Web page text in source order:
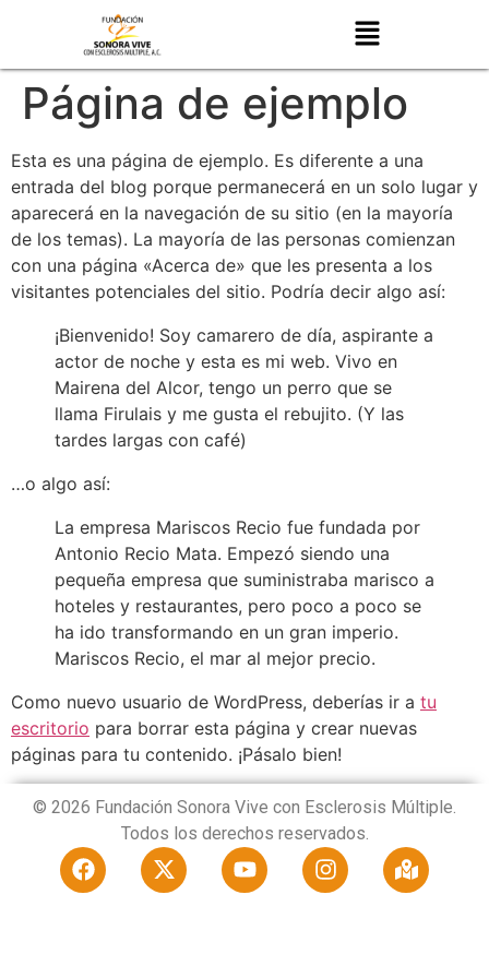
Página de ejemplo
Esta es una página de ejemplo. Es diferente a una
entrada del blog porque permanecerá en un solo lugar y
aparecerá en la navegación de su sitio (en la mayoría
de los temas). La mayoría de las personas comienzan
con una página «Acerca de» que les presenta a los
visitantes potenciales del sitio. Podría decir algo así:
¡Bienvenido! Soy camarero de día, aspirante a
actor de noche y esta es mi web. Vivo en
Mairena del Alcor, tengo un perro que se
llama Firulais y me gusta el rebujito. (Y las
tardes largas con café)
…o algo así:
La empresa Mariscos Recio fue fundada por
Antonio Recio Mata. Empezó siendo una
pequeña empresa que suministraba marisco a
hoteles y restaurantes, pero poco a poco se
ha ido transformando en un gran imperio.
Mariscos Recio, el mar al mejor precio.
Como nuevo usuario de WordPress, deberías ir a tu
escritorio para borrar esta página y crear nuevas
páginas para tu contenido. ¡Pásalo bien!
© 2026 Fundación Sonora Vive con Esclerosis Múltiple.
Todos los derechos reservados.